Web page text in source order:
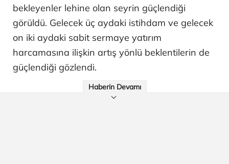
bekleyenler lehine olan seyrin güçlendiği
görüldü. Gelecek üç aydaki istihdam ve gelecek
on iki aydaki sabit sermaye yatırım
harcamasına ilişkin artış yönlü beklentilerin de
güçlendiği gözlendi.
Haberin Devamı